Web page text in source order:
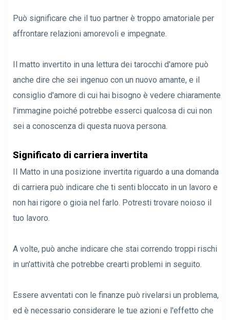
Può significare che il tuo partner è troppo amatoriale per
affrontare relazioni amorevoli e impegnate.
Il matto invertito in una lettura dei tarocchi d'amore può
anche dire che sei ingenuo con un nuovo amante, e il
consiglio d'amore di cui hai bisogno è vedere chiaramente
l'immagine poiché potrebbe esserci qualcosa di cui non
sei a conoscenza di questa nuova persona.
Significato di carriera invertita
Il Matto in una posizione invertita riguardo a una domanda
di carriera può indicare che ti senti bloccato in un lavoro e
non hai rigore o gioia nel farlo. Potresti trovare noioso il
tuo lavoro.
A volte, può anche indicare che stai correndo troppi rischi
in un'attività che potrebbe crearti problemi in seguito.
Essere avventati con le finanze può rivelarsi un problema,
ed è necessario considerare le tue azioni e l'effetto che